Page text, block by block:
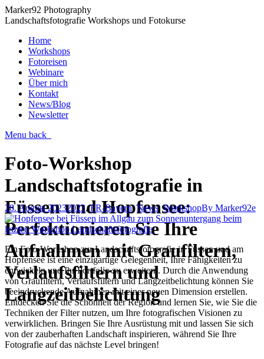
Marker92 Photography
Landschaftsfotografie Workshops und Fotokurse
Home
Workshops
Fotoreisen
Webinare
Über mich
Kontakt
News/Blog
Newsletter
Menu back
Foto-Workshop
Landschaftsfotografie in
Füssen und Hopfensee:
Perfektionieren Sie Ihre
Aufnahmen mit Graufiltern,
Verlaufsfiltern und
Langzeitbelichtung
28. August 20232023,FR-Bayern,News,WorkshopBy Marker92e
Ein Foto-Workshop zur Landschaftsfotografie in Füssen und am
Hopfensee ist eine einzigartige Gelegenheit, Ihre Fähigkeiten zu
entwickeln und Ihr Portfolio zu erweitern. Durch die Anwendung
von Graufiltern, Verlaufsfiltern und Langzeitbelichtung können Sie
beeindruckende Aufnahmen mit einer neuen Dimension erstellen.
Entdecken Sie die Schönheit der Region und lernen Sie, wie Sie die
Techniken der Filter nutzen, um Ihre fotografischen Visionen zu
verwirklichen. Bringen Sie Ihre Ausrüstung mit und lassen Sie sich
von der zauberhaften Landschaft inspirieren, während Sie Ihre
Fotografie auf das nächste Level bringen!